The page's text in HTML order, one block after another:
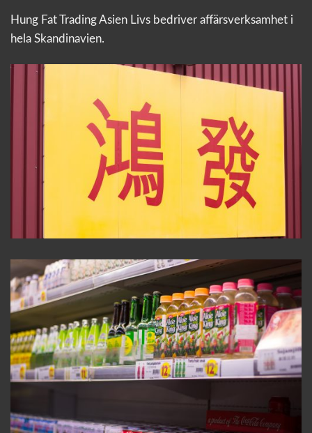
Hung Fat Trading Asien Livs bedriver affärsverksamhet i
hela Skandinavien.